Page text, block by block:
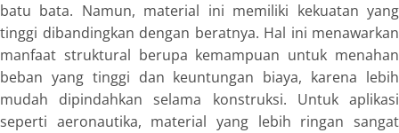
batu bata. Namun, material ini memiliki kekuatan yang
tinggi dibandingkan dengan beratnya. Hal ini menawarkan
manfaat struktural berupa kemampuan untuk menahan
beban yang tinggi dan keuntungan biaya, karena lebih
mudah dipindahkan selama konstruksi. Untuk aplikasi
seperti aeronautika, material yang lebih ringan sangat